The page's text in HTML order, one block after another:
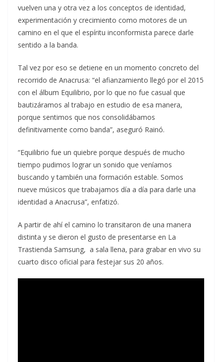
vuelven una y otra vez a los conceptos de identidad,
experimentación y crecimiento como motores de un
camino en el que el espíritu inconformista parece darle
sentido a la banda.
Tal vez por eso se detiene en un momento concreto del
recorrido de Anacrusa: “el afianzamiento llegó por el 2015
con el álbum Equilibrio, por lo que no fue casual que
bautizáramos al trabajo en estudio de esa manera,
porque sentimos que nos consolidábamos
definitivamente como banda”, aseguró Rainó.
“Equilibrio fue un quiebre porque después de mucho
tiempo pudimos lograr un sonido que veníamos
buscando y también una formación estable. Somos
nueve músicos que trabajamos día a día para darle una
identidad a Anacrusa”, enfatizó.
A partir de ahí el camino lo transitaron de una manera
distinta y se dieron el gusto de presentarse en La
Trastienda Samsung, a sala llena, para grabar en vivo su
cuarto disco oficial para festejar sus 20 años.